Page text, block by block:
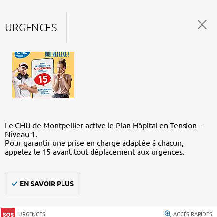
URGENCES
Le CHU de Montpellier active le Plan Hôpital en Tension –
Niveau 1.
Pour garantir une prise en charge adaptée à chacun,
appelez le 15 avant tout déplacement aux urgences.
EN SAVOIR PLUS
URGENCES ACCÈS RAPIDES